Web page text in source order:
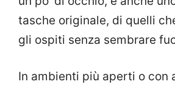
tasche originale, di quelli
gli ospiti senza sembrare
In ambienti più aperti o con